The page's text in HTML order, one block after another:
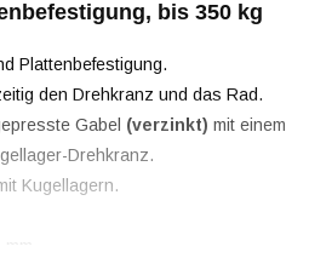
bis 350 kg
Plattenbefestigung.
den Drehkranz und das Rad.
Gabel (verzinkt) mit einem
Drehkranz.
Kugellagern.